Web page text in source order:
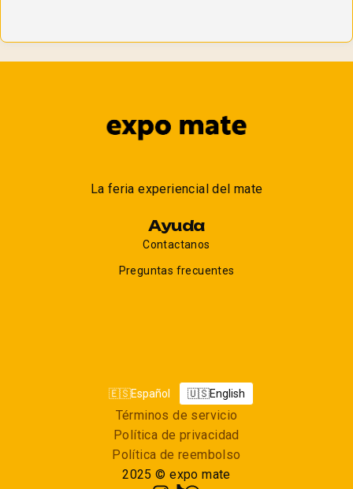
La feria experiencial del mate
Ayuda
Contactanos
Preguntas frecuentes
🇪🇸Español 🇺🇸English
Términos de servicio
Política de privacidad
Política de reembolso
2025 © expo mate